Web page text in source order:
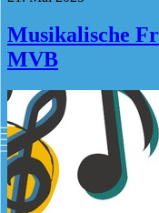
Musikalische
MVB